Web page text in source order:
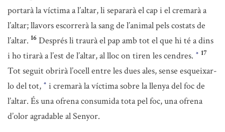
portarà la víctima a l’altar, li separarà el cap i el cremarà a
l’altar; llavors escorrerà la sang de l’animal pels costats de
l’altar. 16 Després li traurà el pap amb tot el que hi té a dins
i ho tirarà a l’est de l’altar, al lloc on tiren les cendres. * 17
Tot seguit obrirà l’ocell entre les dues ales, sense esqueixar-
lo del tot, * i cremarà la víctima sobre la llenya del foc de
l’altar. És una ofrena consumida tota pel foc, una ofrena
d’olor agradable al Senyor.